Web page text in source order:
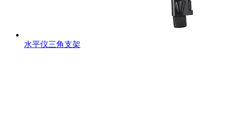
水平仪三角支架